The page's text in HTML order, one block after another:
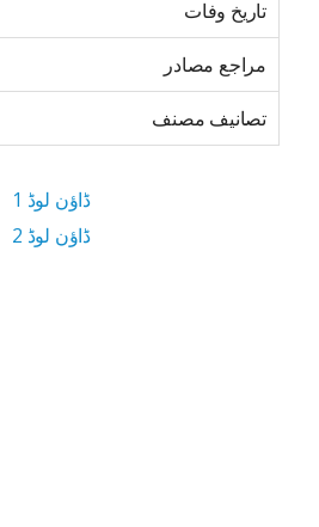
تاریخ وفات
مراجع مصادر
تصانیف مصنف
ڈاؤن لوڈ 1
ڈاؤن لوڈ 2